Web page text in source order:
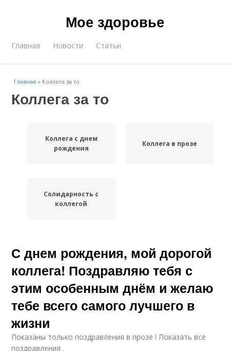
Мое здоровье
Главная Новости Статьи
Главная » Коллега за то
Коллега за то
Коллега с днем
рождения
Коллега в прозе
Солидарность с
коллегой
С днем рождения, мой дорогой
коллега! Поздравляю тебя с
этим особенным днём и желаю
тебе всего самого лучшего в
жизни
Показаны только поздравления в прозе ! Показать все
поздравления .